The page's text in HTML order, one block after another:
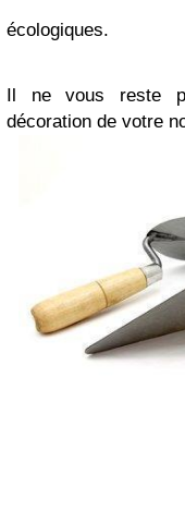
écologiques.
Il ne vous reste
décoration de votre